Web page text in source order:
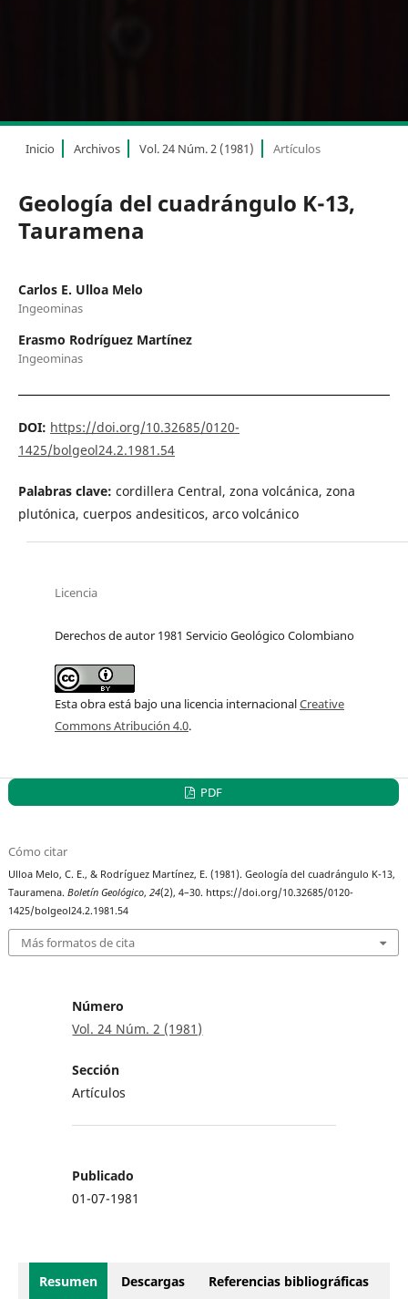
Inicio Archivos Vol. 24 Núm. 2 (1981) Artículos
Geología del cuadrángulo K-13,
Tauramena
Carlos E. Ulloa Melo
Ingeominas
Erasmo Rodríguez Martínez
Ingeominas
DOI: https://doi.org/10.32685/0120-
1425/bolgeol24.2.1981.54
Palabras clave: cordillera Central, zona volcánica, zona
plutónica, cuerpos andesiticos, arco volcánico
Licencia
Derechos de autor 1981 Servicio Geológico Colombiano
Esta obra está bajo una licencia internacionalCreative
Commons Atribución 4.0.
PDF
Cómo citar
Ulloa Melo, C. E., & Rodríguez Martínez, E. (1981). Geología del cuadrángulo K-13,
Tauramena.Boletín Geológico,24(2), 4–30. https://doi.org/10.32685/0120-
1425/bolgeol24.2.1981.54
Más formatos de cita
Número
Vol. 24 Núm. 2 (1981)
Sección
Artículos
Publicado
01-07-1981
Resumen Descargas Referencias bibliográficas